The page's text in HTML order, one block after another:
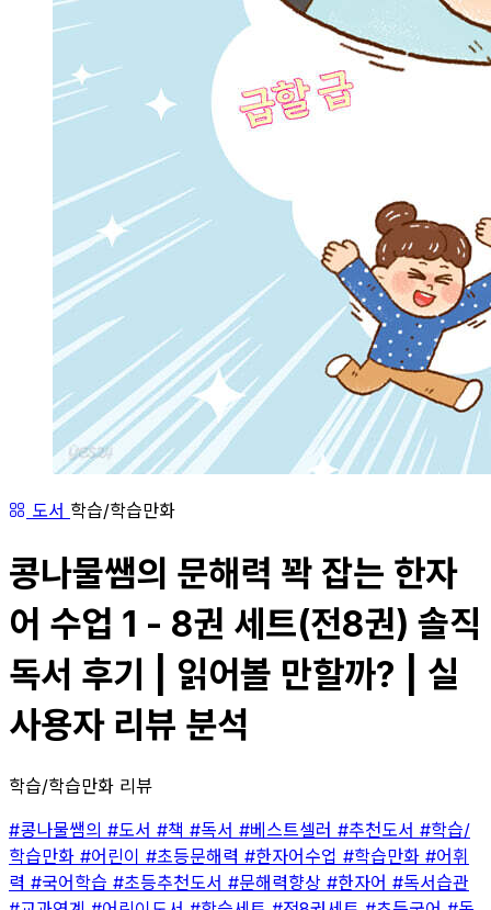
도서 학습/학습만화
콩나물쌤의 문해력 꽉 잡는 한자
어 수업 1 - 8권 세트(전8권) 솔직
독서 후기 | 읽어볼 만할까? | 실
사용자 리뷰 분석
학습/학습만화 리뷰
#콩나물쌤의 #도서 #책 #독서 #베스트셀러 #추천도서 #학습/
학습만화 #어린이 #초등문해력 #한자어수업 #학습만화 #어휘
력 #국어학습 #초등추천도서 #문해력향상 #한자어 #독서습관